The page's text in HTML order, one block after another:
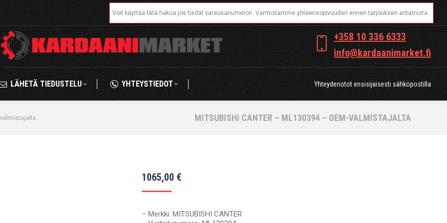
+358 10 336 6333
info@kardaanimarket.fi
LÄHETÄ TIEDUSTELU YHTEYSTIEDOT Yhteydenotot ensisijaisesti sähköpostilla
MITSUBISHI CANTER – ML130394 – OEM-VALMISTAJALTA
1065,00 €
– Merkki: MITSUBISHI CANTER
LÄHETÄ TIEDUSTELU YHTEYSTIEDOT Yhteydenotot ensisijaisesti sähköpostilla